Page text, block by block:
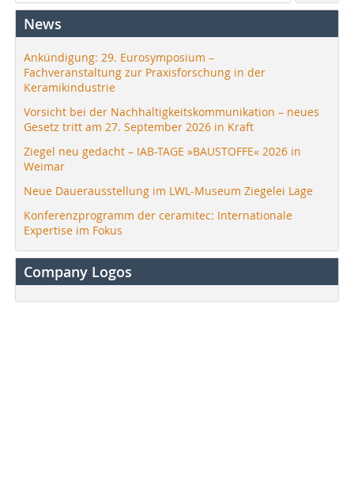
News
Ankündigung: 29. Eurosymposium –
Fachveranstaltung zur Praxisforschung in der
Keramikindustrie
Vorsicht bei der Nachhaltigkeitskommunikation – neues
Gesetz tritt am 27. September 2026 in Kraft
Ziegel neu gedacht – IAB-TAGE »BAUSTOFFE« 2026 in
Weimar
Neue Dauerausstellung im LWL-Museum Ziegelei Lage
Konferenzprogramm der ceramitec: Internationale
Expertise im Fokus
Company Logos